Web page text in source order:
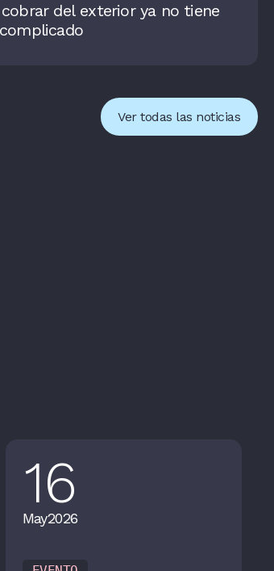
del exterior ya no tiene
Ver todas las noticias
16
May2026